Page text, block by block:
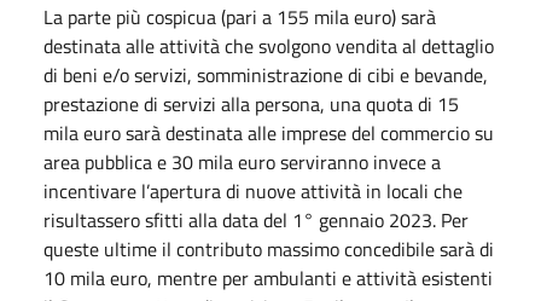
La parte più cospicua (pari a 155 mila euro) sarà
destinata alle attività che svolgono vendita al dettaglio
di beni e/o servizi, somministrazione di cibi e bevande,
prestazione di servizi alla persona, una quota di 15
mila euro sarà destinata alle imprese del commercio su
area pubblica e 30 mila euro serviranno invece a
incentivare l’apertura di nuove attività in locali che
risultassero sfitti alla data del 1° gennaio 2023. Per
queste ultime il contributo massimo concedibile sarà di
10 mila euro, mentre per ambulanti e attività esistenti